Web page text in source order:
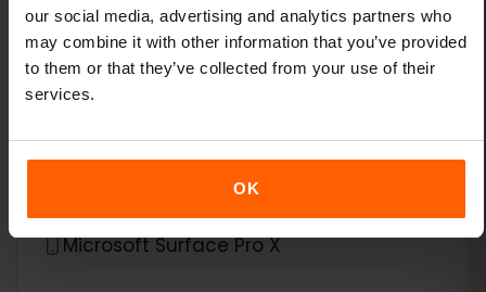
our social media, advertising and analytics partners who
may combine it with other information that you’ve provided
to them or that they’ve collected from your use of their
services.
OK
Microsoft Surface Duo
Microsoft Surface Duo 2
Microsoft Surface Pro 9
Microsoft Surface Pro X